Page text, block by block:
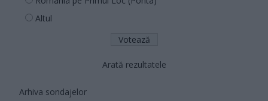
Altul
Arată rezultatele
Arhiva sondajelor